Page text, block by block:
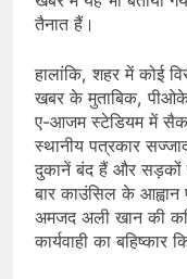
तैनात हैं।
हालांकि, शहर में कोई
खबर के मुताबिक,
ए-आजम स्टेडियम में
स्थानीय पत्रकार
दुकानें बंद हैं और सड़कों
बार काउंसिल के
अमजद अली खान की
कार्यवाही का बहिष्कार